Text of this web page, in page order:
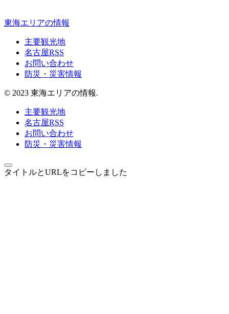
東海エリアの情報
主要観光地
名古屋RSS
お問い合わせ
防災・災害情報
© 2023 東海エリアの情報.
主要観光地
名古屋RSS
お問い合わせ
防災・災害情報
タイトルとURLをコピーしました